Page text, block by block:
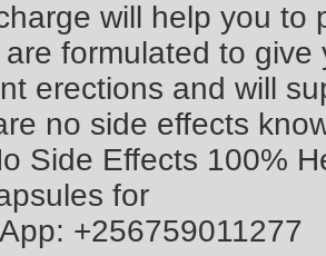
will help you to
formulated to
erections and will
no side effects
Side Effects 100%
for
+256759011277